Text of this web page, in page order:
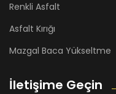
Renkli Asfalt
Asfalt Kırığı
Mazgal Baca Yükseltme
İletişime Geçin